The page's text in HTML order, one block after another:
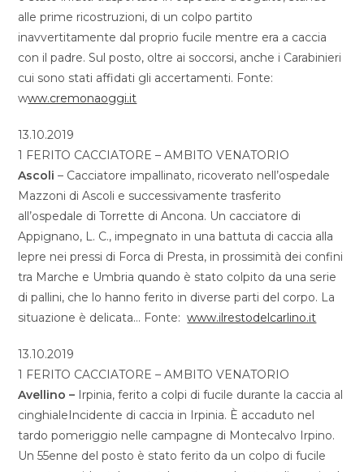
alle prime ricostruzioni, di un colpo partito
inavvertitamente dal proprio fucile mentre era a caccia
con il padre. Sul posto, oltre ai soccorsi, anche i Carabinieri
cui sono stati affidati gli accertamenti. Fonte:
www.cremonaoggi.it
13.10.2019
1 FERITO CACCIATORE – AMBITO VENATORIO
Ascoli– Cacciatore impallinato, ricoverato nell’ospedale
Mazzoni di Ascoli e successivamente trasferito
all’ospedale di Torrette di Ancona. Un cacciatore di
Appignano, L. C., impegnato in una battuta di caccia alla
lepre nei pressi di Forca di Presta, in prossimità dei confini
tra Marche e Umbria quando è stato colpito da una serie
di pallini, che lo hanno ferito in diverse parti del corpo. La
situazione è delicata… Fonte:www.ilrestodelcarlino.it
13.10.2019
1 FERITO CACCIATORE – AMBITO VENATORIO
Avellino – Irpinia, ferito a colpi di fucile durante la caccia al
cinghialeIncidente di caccia in Irpinia. È accaduto nel
tardo pomeriggio nelle campagne di Montecalvo Irpino.
Un 55enne del posto è stato ferito da un colpo di fucile